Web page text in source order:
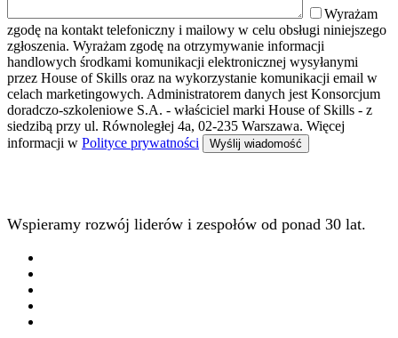
Wyrażam
zgodę na kontakt telefoniczny i mailowy w celu obsługi niniejszego
zgłoszenia. Wyrażam zgodę na otrzymywanie informacji
handlowych środkami komunikacji elektronicznej wysyłanymi
przez House of Skills oraz na wykorzystanie komunikacji email w
celach marketingowych. Administratorem danych jest Konsorcjum
doradczo-szkoleniowe S.A. - właściciel marki House of Skills - z
siedzibą przy ul. Równoległej 4a, 02-235 Warszawa. Więcej
informacji w Polityce prywatności
Wspieramy rozwój liderów i zespołów od ponad 30 lat.